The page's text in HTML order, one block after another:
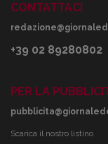
CONTATTACI
+39 02 89280802
PER LA
Scarica il nostro listino